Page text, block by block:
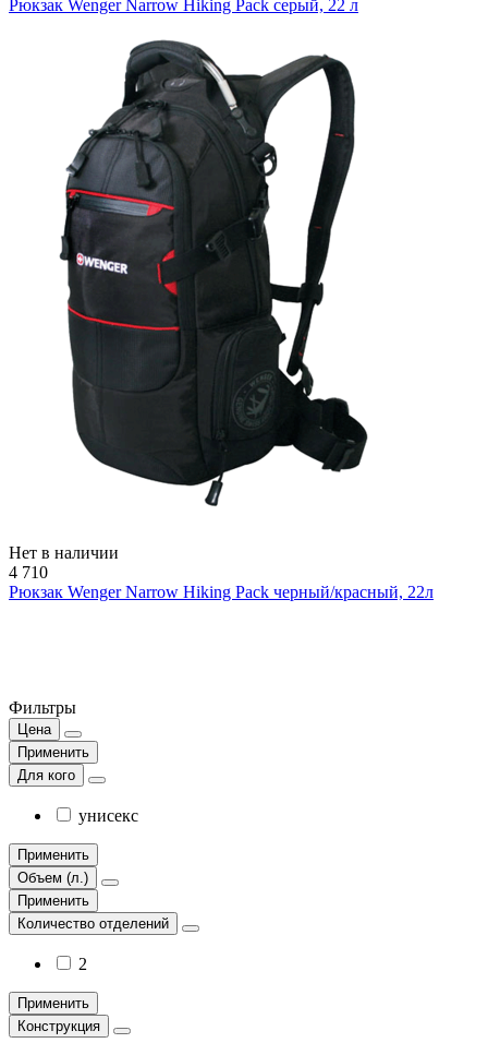
Рюкзак Wenger Narrow Hiking Pack серый, 22 л
Нет в наличии
4 710
Рюкзак Wenger Narrow Hiking Pack черный/красный, 22л
Фильтры
Цена
Применить
Для кого
унисекс
Применить
Объем (л.)
Применить
Количество отделений
2
Применить
Конструкция